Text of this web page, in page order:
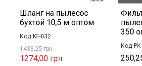
Шланг на пылесос
бухтой 10,5 м оптом
Код KF-032
1433,25 грн.
1274,00 грн.
350
Код